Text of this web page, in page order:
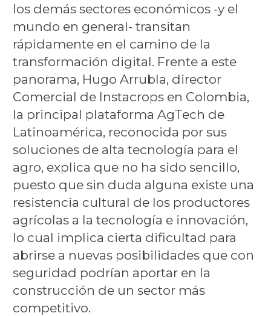
los demás sectores económicos -y el
mundo en general- transitan
rápidamente en el camino de la
transformación digital. Frente a este
panorama, Hugo Arrubla, director
Comercial de Instacrops en Colombia,
la principal plataforma AgTech de
Latinoamérica, reconocida por sus
soluciones de alta tecnología para el
agro, explica que no ha sido sencillo,
puesto que sin duda alguna existe una
resistencia cultural de los productores
agrícolas a la tecnología e innovación,
lo cual implica cierta dificultad para
abrirse a nuevas posibilidades que con
seguridad podrían aportar en la
construcción de un sector más
competitivo.